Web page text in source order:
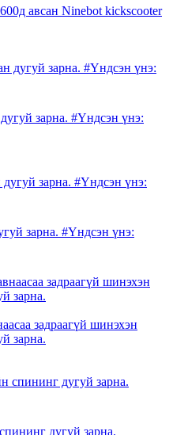
авсан Ninebot kickscooter
зарна. #Үндсэн үнэ:
зарна. #Үндсэн үнэ:
задраагүй шинэхэн
зарна.
дугуй зарна.